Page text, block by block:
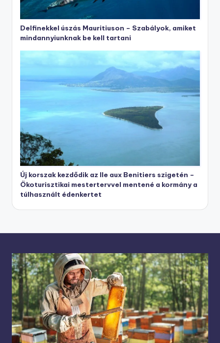
Delfinekkel úszás Mauritiuson – Szabályok, amiket
mindannyiunknak be kell tartani
Új korszak kezdődik az Ile aux Benitiers szigetén –
Ökoturisztikai mestertervvel mentené a kormány a
túlhasznált édenkertet